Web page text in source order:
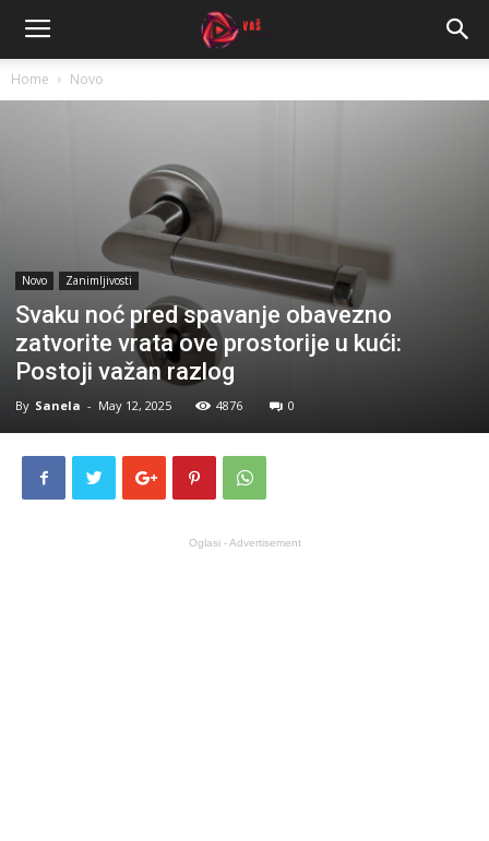
Home Novo
Novo Zanimljivosti
Svaku noć pred spavanje obavezno
zatvorite vrata ove prostorije u kući:
Postoji važan razlog
By Sanela - May 12, 2025 4876 0
Oglasi - Advertisement